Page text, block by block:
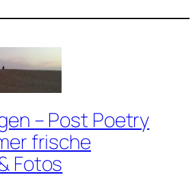
– Post Poetry
frische
Fotos